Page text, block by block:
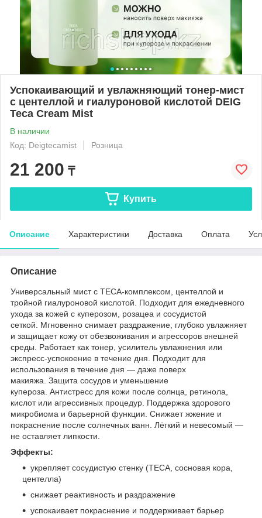
Успокаивающий и увлажняющий тонер-мист
с центеллой и гиалуроновой кислотой DEIG
Teca Cream Mist
В наличии
Код: Deigtecamist
Розница
21 200 ₸
Купить
Описание Характеристики Доставка Оплата
Описание
Универсальный мист с TECA-комплексом, центеллой и
тройной гиалуроновой кислотой. Подходит для ежедневного
ухода за кожей с куперозом, розацеа и сосудистой
сеткой. Мгновенно снимает раздражение, глубоко увлажняет
и защищает кожу от обезвоживания и агрессоров внешней
среды. Работает как тонер, усилитель увлажнения или
экспресс-успокоение в течение дня. Подходит для
использования в течение дня — даже поверх
макияжа. Защита сосудов и уменьшение
купероза. Антистресс для кожи после солнца, ретинола,
кислот или агрессивных процедур. Поддержка здорового
микробиома и барьерной функции. Снижает жжение и
покраснение после солнечных ванн. Лёгкий и невесомый —
не оставляет липкости.
Эффекты:
укрепляет сосудистую стенку (TECA, сосновая кора,
центелла)
снижает реактивность и раздражение
успокаивает покраснение и поддерживает барьер